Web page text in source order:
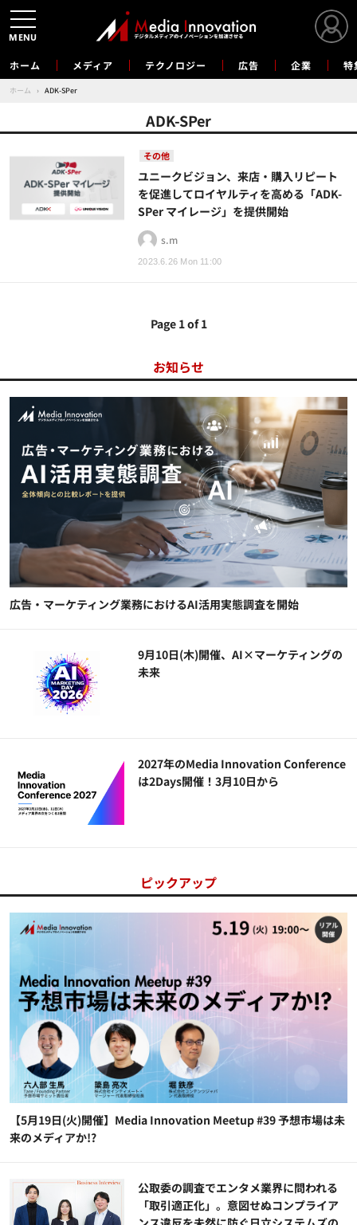
ホーム メディア テクノロジー 広告 企業 特
ホーム › ADK-SPer
ADK-SPer
その他
2023.6.26 Mon 11:00
ユニークビジョン、来店・購入リピート
を促進してロイヤルティを高める「ADK-
SPer マイレージ」を提供開始
s.m
Page 1 of 1
お知らせ
広告・マーケティング業務におけるAI活用実態調査を開始
9月10日(木)開催、AI×マーケティングの
未来
2027年のMedia Innovation Conference
は2Days開催！3月10日から
ピックアップ
【5月19日(火)開催】Media Innovation Meetup #39 予想市場は未
来のメディアか!?
公​​取委の調査でエンタメ業界に問われる
「取引適正化」。意図せぬコンプライア
MENU